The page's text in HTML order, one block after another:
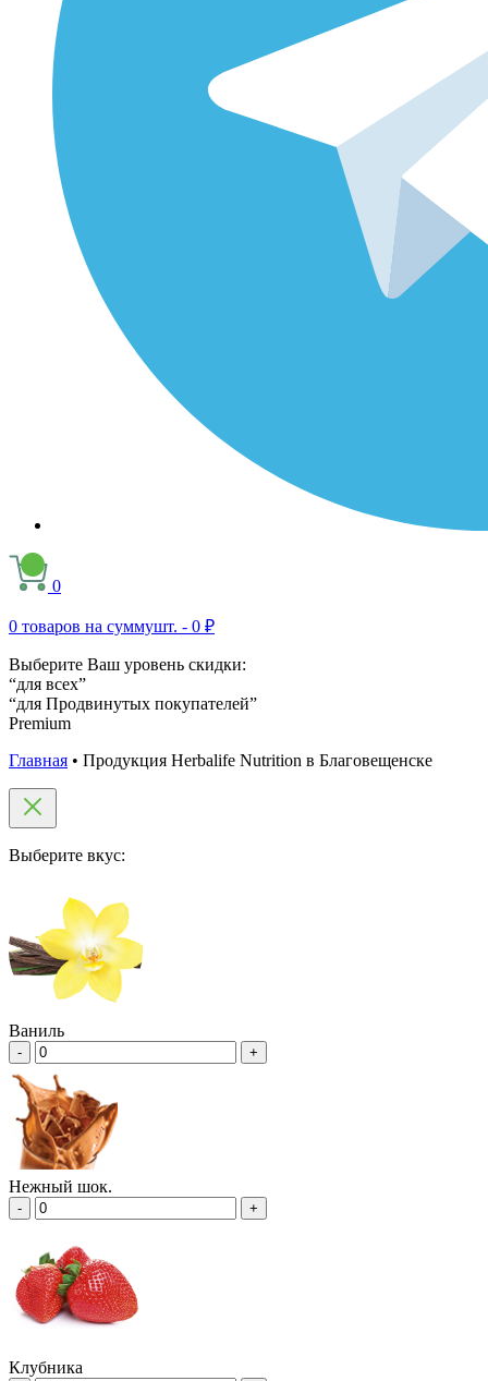
0
0 товаров на суммушт. - 0 ₽
Выберите Ваш уровень скидки:
“для всех”
“для Продвинутых покупателей”
Premium
Главная • Продукция Herbalife Nutrition в Благовещенске
Выберите вкус:
Ваниль
- +
Нежный шок.
- +
Клубника